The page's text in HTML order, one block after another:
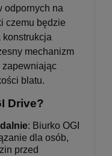
odpornych na
czemu będzie
konstrukcja
mechanizm
zapewniając
blatu.
Drive?
: Biurko OGI
dla osób,
przed